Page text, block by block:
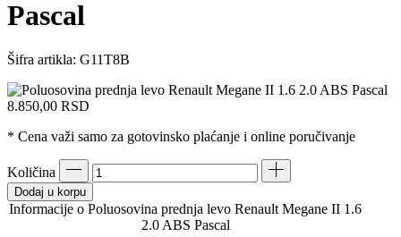
Pascal
Šifra artikla: G11T8B
8.850,00 RSD
* Cena važi samo za gotovinsko plaćanje i online poručivanje
Količina
Dodaj u korpu
Informacije o Poluosovina prednja levo Renault Megane II 1.6
2.0 ABS Pascal